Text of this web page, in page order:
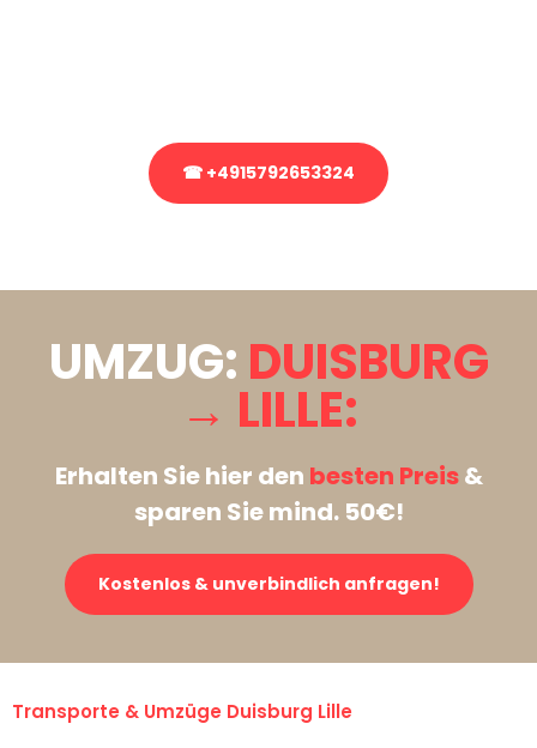
☎ +4915792653324
UMZUG: DUISBURG
→ LILLE:
Erhalten Sie hier den besten Preis&
sparen Sie mind. 50€!
Kostenlos & unverbindlich anfragen!
Transporte & Umzüge Duisburg Lille